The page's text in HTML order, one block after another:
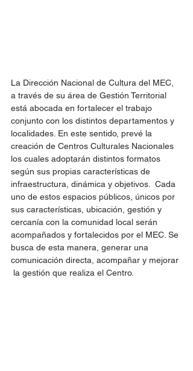
La Dirección Nacional de Cultura del MEC,
a través de su área de Gestión Territorial
está abocada en fortalecer el trabajo
conjunto con los distintos departamentos y
localidades. En este sentido, prevé la
creación de Centros Culturales Nacionales
los cuales adoptarán distintos formatos
según sus propias características de
infraestructura, dinámica y objetivos.  Cada
uno de estos espacios públicos, únicos por
sus características, ubicación, gestión y
cercanía con la comunidad local serán
acompañados y fortalecidos por el MEC. Se
busca de esta manera, generar una
comunicación directa, acompañar y mejorar
la gestión que realiza el Centro.